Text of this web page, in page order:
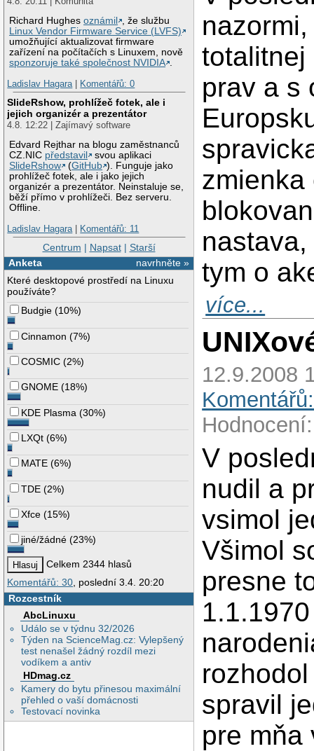
Richard Hughesoznámil
, že službu
Linux Vendor Firmware Service (LVFS)
umožňující aktualizovat firmware
zařízení na počítačích s Linuxem, nově
sponzoruje také společnost NVIDIA .
Ladislav Hagara| Komentářů: 0
SlideRshow, prohlížeč fotek, ale i
jejich organizér a prezentátor
4.8. 12:22 | Zajímavý software
Edvard Rejthar na blogu zaměstnanců
CZ.NIC představil
svou aplikaci
SlideRshow
(GitHub ). Funguje jako
prohlížeč fotek, ale i jako jejich
organizér a prezentátor. Neinstaluje se,
běží přímo v prohlížeči. Bez serveru.
Offline.
Ladislav Hagara| Komentářů: 11
Centrum | Napsat| Starší
navrhněte »
Anketa
Které desktopové prostředí na Linuxu
používáte?
Budgie (10%)
Cinnamon (7%)
COSMIC (2%)
GNOME (18%)
KDE Plasma (30%)
LXQt (6%)
MATE (6%)
TDE (2%)
Xfce (15%)
jiné/žádné (23%)
Celkem 2344 hlasů
Komentářů: 30 , poslední 3.4. 20:20
Rozcestník
AbcLinuxu
Událo se v týdnu 32/2026
Týden na ScienceMag.cz: Vylepšený
test nenašel žádný rozdíl mezi
vodíkem a antiv
HDmag.cz
Kamery do bytu přinesou maximální
přehled o vaší domácnosti
Testovací novinka
totalitnej
prav a s
zmienka
tym o
více...
12.9.2008
V
nudil a
vsimol
Všimol
presne
spravil
pre mňa